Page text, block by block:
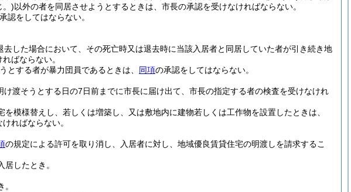
。)以外の者を同居させようとするときは、市長の承認を受けなければならない。
認をしてはならない。
した場合において、その死亡時又は退去時に当該入居者と同居していた者が引き続き地
ばならない。
とする者が暴力団員であるときは、 同項の承認をしてはならない。
渡そうとする日の7日前までに市長に届け出て、市長の指定する者の検査を受けなけれ
模様替えし、若しくは増築し、又は敷地内に建物若しくは工作物を設置したときは、
ればならない。
の規定による許可を取り消し、入居者に対し、地域優良賃貸住宅の明渡しを請求するこ
したとき。